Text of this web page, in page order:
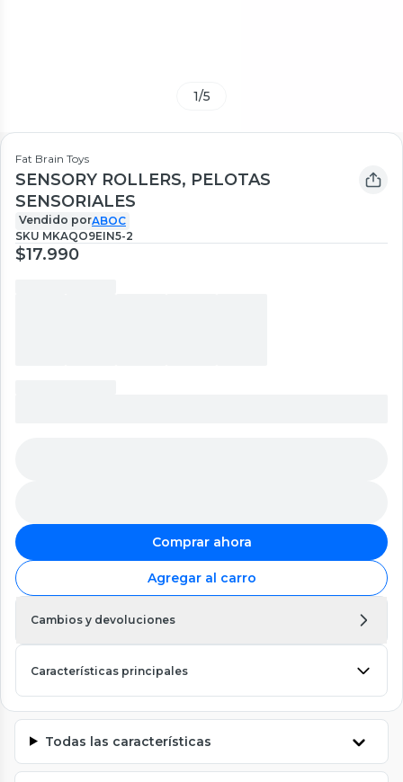
1/5
Fat Brain Toys
SENSORY ROLLERS, PELOTAS
SENSORIALES
Vendido porABOC
SKU MKAQO9EIN5-2
$17.990
Comprar ahora
Agregar al carro
Cambios y devoluciones
Características principales
Todas las características